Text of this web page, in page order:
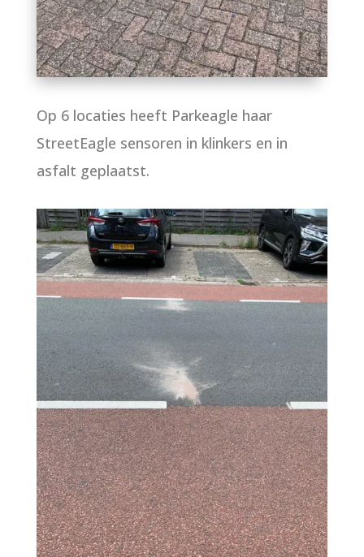
Op 6 locaties heeft Parkeagle haar
StreetEagle sensoren in klinkers en in
asfalt geplaatst.